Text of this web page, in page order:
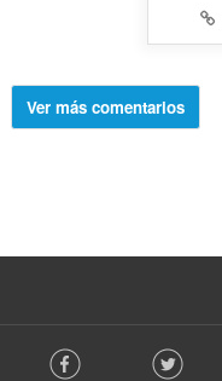
Ver más comentarios
o Facebook Twitter